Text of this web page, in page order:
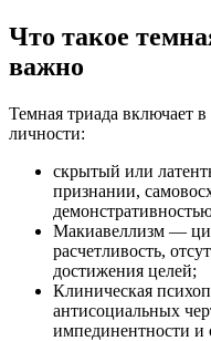
Что такое
важно
Темная триада включает
личности:
скрытый или
признании,
Макиавеллизм —
расчетливость,
достижения целей;
Клиническая
антисоциальных
импединентности и